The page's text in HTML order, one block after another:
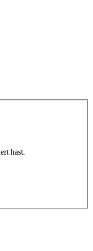
hast.